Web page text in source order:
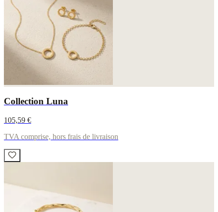
Collection Luna
105,59 €
TVA comprise, hors frais de livraison